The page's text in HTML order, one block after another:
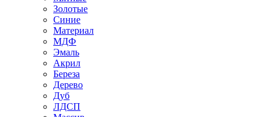
Золотые
Синие
Материал
МДФ
Эмаль
Акрил
Береза
Дерево
Дуб
ЛДСП